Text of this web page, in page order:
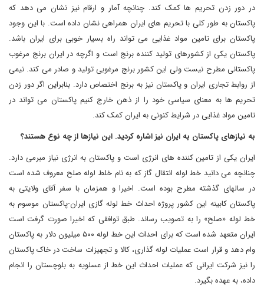
در دور زدن تحریم ها کمک کند. چنانچه آمار و ارقام نیز نشان می دهد که
پاکستان به طور کلی با تحریم های ایران همراهی نشان داده است. با این وجود
پاکستان برای تامین مواد غذایی می تواند راه بسیار خوبی برای ایران باشد.
پاکستان یکی از کشورهای تولید کننده برنج است و اگرچه در ایران برنج مرغوب
پاکستانی مطرح نیست ولی این کشور برنج مرغوبی تولید و صادر می کند. نیمی
از روابط تجاری ایران و پاکستان نیز به برنج اختصاص دارد. بنابراین اگر دور زدن
تحریم ها به معنای سیاسی خود را از ذهن خارج کنیم پاکستان می تواند در
تامین مواد غذایی در شرایط کنونی به ایران کمک کند.
به نیازهای پاکستان به ایران نیز اشاره کردید. این نیازها از چه نوع هستند؟
ایران یکی از تامین کننده های انرژی است و پاکستان به انرژی نیاز مبرمی دارد.
چنانچه می دانید خط لوله انتقال گاز که به نام خلط لوله صلح معروف شده است
در سالهای گذشته مطرح بوده است. اخیرا و همزمان با سفر آقای ولایتی به
پاکستان کابینه این کشور پروژه احداث خط لوله گازی ایران-پاکستان موسوم به
خط لوله «صلح» را به تصویب رساند. طبق توافقی که اخیرا صورت گرفت است
ایران متعهد شده است که برای احداث این خط لوله ۵۰۰ میلیون دلار به پاکستان
وام دهد و قرار است عملیات لوله گذاری، کالا و تجهیزات ساخت در خاک پاکستان
را نیز شرکت ایرانی که عملیات احداث این خط از عسلویه به بلوچستان را انجام
داده، به عهده بگیرد.